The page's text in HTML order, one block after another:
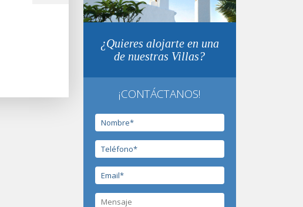
¿Quieres alojarte en una
de nuestras Villas?
¡CONTÁCTANOS!